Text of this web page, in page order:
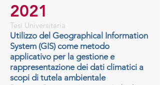
2021
Tesi Universitaria
Utilizzo del Geographical Information
System (GIS) come metodo
applicativo per la gestione e
rappresentazione dei dati climatici a
scopi di tutela ambientale